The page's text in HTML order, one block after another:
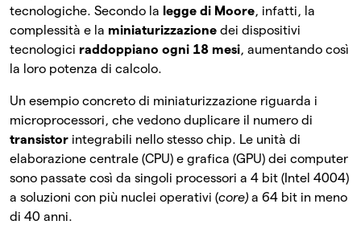
tecnologiche. Secondo la legge di Moore, infatti, la
complessità e la miniaturizzazione dei dispositivi
tecnologici raddoppiano ogni 18 mesi, aumentando così
la loro potenza di calcolo.
Un esempio concreto di miniaturizzazione riguarda i
microprocessori, che vedono duplicare il numero di
transistor integrabili nello stesso chip. Le unità di
elaborazione centrale (CPU) e grafica (GPU) dei computer
sono passate così da singoli processori a 4 bit (Intel 4004)
a soluzioni con più nuclei operativi (core) a 64 bit in meno
di 40 anni.